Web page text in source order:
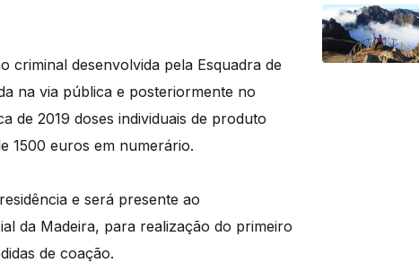
desenvolvida pela Esquadra de
na via pública e posteriormente no
de 2019 doses individuais de produto
1500 euros em numerário.
e será presente ao
da Madeira, para realização do primeiro
de coação.